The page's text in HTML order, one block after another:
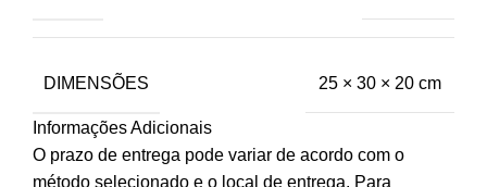
DIMENSÕES 25 × 30 × 20 cm
Informações Adicionais
O prazo de entrega pode variar de acordo com o
método selecionado e o local de entrega. Para